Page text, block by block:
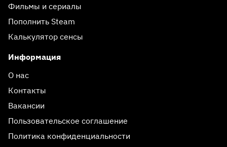
Фильмы и сериалы
Пополнить Steam
Калькулятор сенсы
Информация
О нас
Контакты
Вакансии
Пользовательское соглашение
Политика конфиденциальности